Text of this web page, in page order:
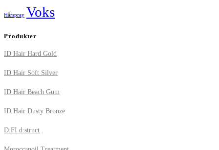
Hårspray Voks
Produkter
ID Hair Hard Gold
ID Hair Soft Silver
ID Hair Beach Gum
ID Hair Dusty Bronze
D:FI d:struct